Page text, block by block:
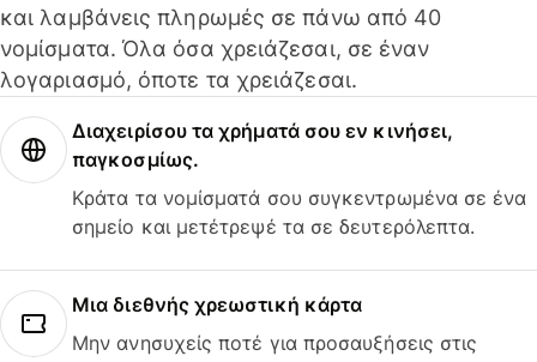
και λαμβάνεις πληρωμές σε πάνω από 40
νομίσματα. Όλα όσα χρειάζεσαι, σε έναν
λογαριασμό, όποτε τα χρειάζεσαι.
Διαχειρίσου τα χρήματά σου εν κινήσει,
παγκοσμίως.
Κράτα τα νομίσματά σου συγκεντρωμένα σε ένα
σημείο και μετέτρεψέ τα σε δευτερόλεπτα.
Μια διεθνής χρεωστική κάρτα
Μην ανησυχείς ποτέ για προσαυξήσεις στις